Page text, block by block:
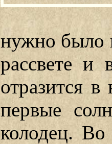
нужно было
рассвете и
отразится
первые
колодец. Во